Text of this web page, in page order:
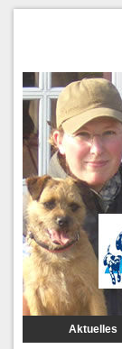
Aktuelles